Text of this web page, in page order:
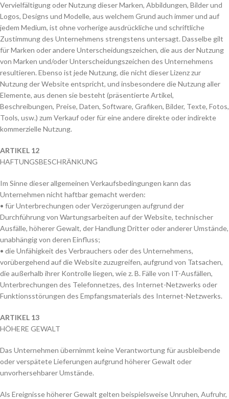
Vervielfältigung oder Nutzung dieser Marken, Abbildungen, Bilder und
Logos, Designs und Modelle, aus welchem Grund auch immer und auf
jedem Medium, ist ohne vorherige ausdrückliche und schriftliche
Zustimmung des Unternehmens strengstens untersagt. Dasselbe gilt
für Marken oder andere Unterscheidungszeichen, die aus der Nutzung
von Marken und/oder Unterscheidungszeichen des Unternehmens
resultieren. Ebenso ist jede Nutzung, die nicht dieser Lizenz zur
Nutzung der Website entspricht, und insbesondere die Nutzung aller
Elemente, aus denen sie besteht (präsentierte Artikel,
Beschreibungen, Preise, Daten, Software, Grafiken, Bilder, Texte, Fotos,
Tools, usw.) zum Verkauf oder für eine andere direkte oder indirekte
kommerzielle Nutzung.
ARTIKEL 12
HAFTUNGSBESCHRÄNKUNG
Im Sinne dieser allgemeinen Verkaufsbedingungen kann das
Unternehmen nicht haftbar gemacht werden:
• für Unterbrechungen oder Verzögerungen aufgrund der
Durchführung von Wartungsarbeiten auf der Website, technischer
Ausfälle, höherer Gewalt, der Handlung Dritter oder anderer Umstände,
unabhängig von deren Einfluss;
• die Unfähigkeit des Verbrauchers oder des Unternehmens,
vorübergehend auf die Website zuzugreifen, aufgrund von Tatsachen,
die außerhalb ihrer Kontrolle liegen, wie z. B. Fälle von IT-Ausfällen,
Unterbrechungen des Telefonnetzes, des Internet-Netzwerks oder
Funktionsstörungen des Empfangsmaterials des Internet-Netzwerks.
ARTIKEL 13
HÖHERE GEWALT
Das Unternehmen übernimmt keine Verantwortung für ausbleibende
oder verspätete Lieferungen aufgrund höherer Gewalt oder
unvorhersehbarer Umstände.
Als Ereignisse höherer Gewalt gelten beispielsweise Unruhen, Aufruhr,